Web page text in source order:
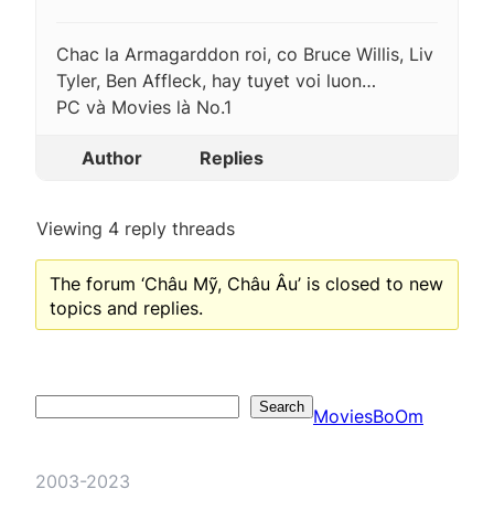
Chac la Armagarddon roi, co Bruce Willis, Liv
Tyler, Ben Affleck, hay tuyet voi luon…
PC và Movies là No.1
Author Replies
Viewing 4 reply threads
The forum ‘Châu Mỹ, Châu Âu’ is closed to new
topics and replies.
Search MoviesBoOm
2003-2023